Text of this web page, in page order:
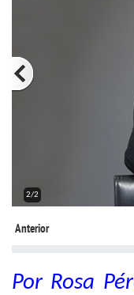
2/2
Anterior
Por Rosa